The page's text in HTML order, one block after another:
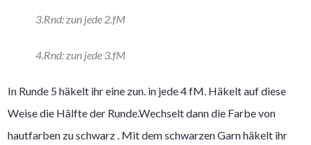
3.Rnd: zun jede 2.fM
4.Rnd: zun jede 3.fM
In Runde 5 häkelt ihr eine zun. in jede 4 fM. Häkelt auf diese
Weise die Hälfte der Runde.Wechselt dann die Farbe von
hautfarben zu schwarz . Mit dem schwarzen Garn häkelt ihr